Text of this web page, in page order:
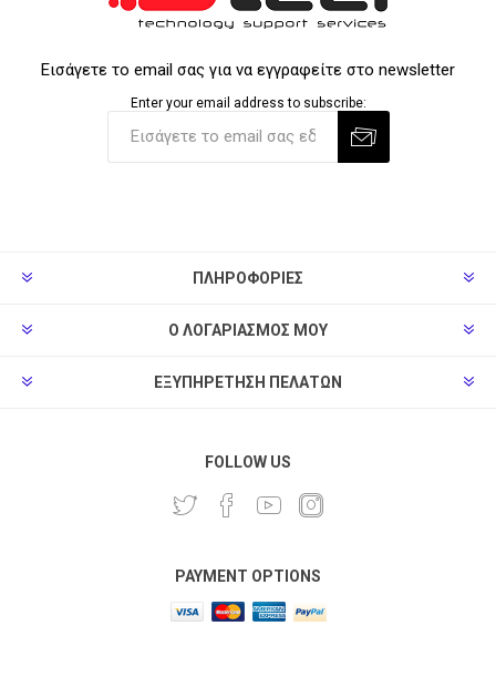
Εισάγετε το email σας για να εγγραφείτε στο newsletter
Enter your email address to subscribe:
ΠΛΗΡΟΦΟΡΊΕΣ
Ο ΛΟΓΑΡΙΑΣΜΌΣ ΜΟΥ
ΕΞΥΠΗΡΈΤΗΣΗ ΠΕΛΑΤΏΝ
FOLLOW US
PAYMENT OPTIONS